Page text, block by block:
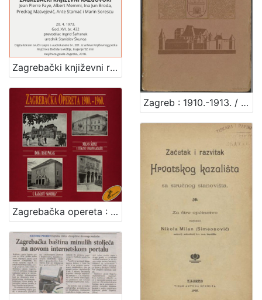
Zagrebački književni razgovori : Književni petak, dvorana u Novinarskom domu, 20. 4. 1973., br. 432 / Jean Pierre Faye ... [et al.] ; prevodilac Ingrid Šafranek ; urednik Stanislav Škunca
Zagrebačka opereta : 1900.-1960. : ulomci
Zagreb : 1910.-1913. / [napisao Vjekoslav Klaić]